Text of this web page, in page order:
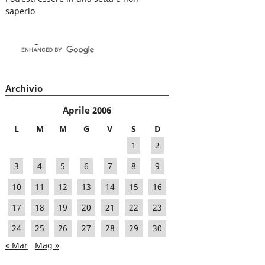
saperlo
Archivio
Aprile 2006
L M M G V S
D
1
2
3
4 5 6 7 8
9
10
11 12 13 14 15
16
17
18 19 20 21 22
23
24
25 26 27 28 29
30
« Mar
Mag »